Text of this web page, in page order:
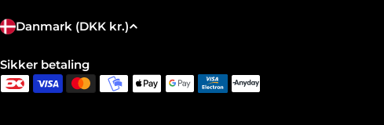
L
a
n
Danmark (DKK kr.)
Betalingsmetoder
Sikker betaling
har købtJeg er vild med de
ting jeg har købt, både